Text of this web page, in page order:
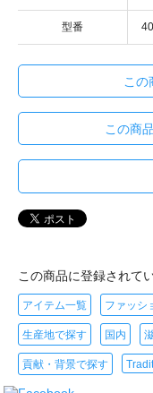
型番 40
この
この商
この商品に登録されて
アイテム一覧 ファッシ
生産地で探す 国内
貢献・背景で探す